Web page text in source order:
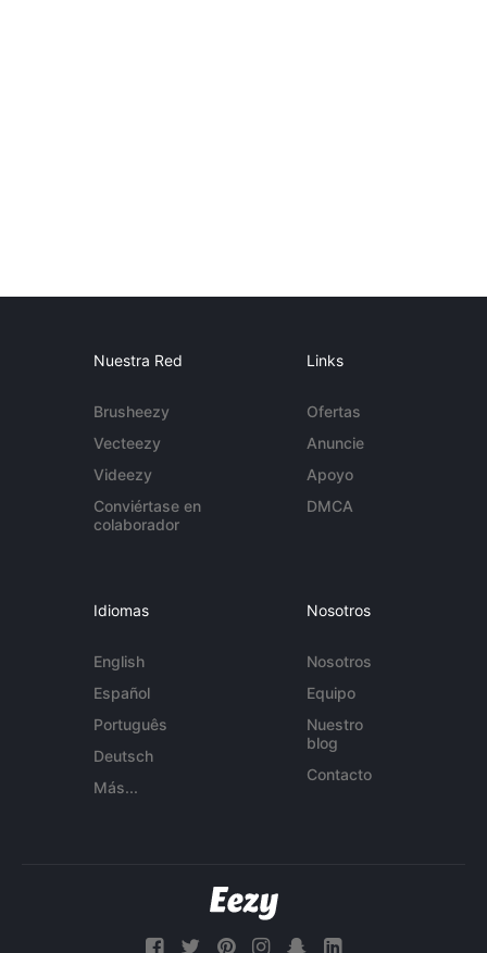
Nuestra Red
Brusheezy
Vecteezy
Videezy
Conviértase en
colaborador
Links
Ofertas
Anuncie
Apoyo
DMCA
Idiomas
English
Español
Português
Deutsch
Más...
Nosotros
Nosotros
Equipo
Nuestro
blog
Contacto